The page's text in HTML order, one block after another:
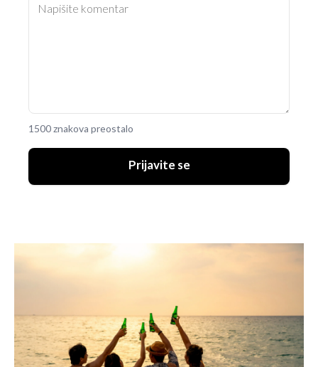
1500 znakova preostalo
Prijavite se